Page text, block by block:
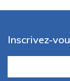
Inscrivez-